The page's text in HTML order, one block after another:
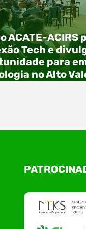
ACATE-ACIRS
Tech e
para
no Alto
ACATE-ACIRS, por
da
Tech NIAVI,
da região para
conteúdo
de novas